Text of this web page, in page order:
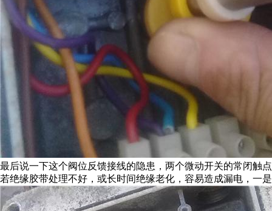
最后说一下这个阀位反馈接线的隐患，两个微动开关的常闭触
若绝缘胶带处理不好，或长时间绝缘老化，容易造成漏电，一